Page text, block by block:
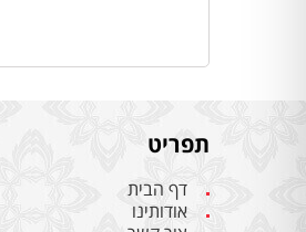
תפריט
דף הבית
אודותינו